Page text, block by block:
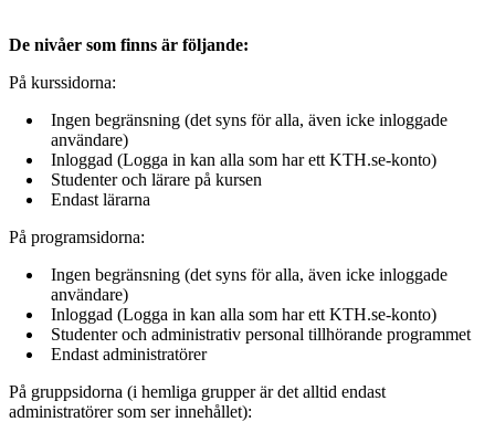
De nivåer som finns är följande:
På kurssidorna:
Ingen begränsning (det syns för alla, även icke inloggade
användare)
Inloggad (Logga in kan alla som har ett KTH.se-konto)
Studenter och lärare på kursen
Endast lärarna
På programsidorna:
Ingen begränsning (det syns för alla, även icke inloggade
användare)
Inloggad (Logga in kan alla som har ett KTH.se-konto)
Studenter och administrativ personal tillhörande programmet
Endast administratörer
På gruppsidorna (i hemliga grupper är det alltid endast
administratörer som ser innehållet):